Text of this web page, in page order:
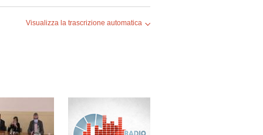
Visualizza la trascrizione automatica